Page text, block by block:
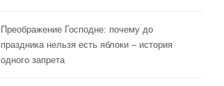
Преображение Господне: почему до
праздника нельзя есть яблоки – история
одного запрета